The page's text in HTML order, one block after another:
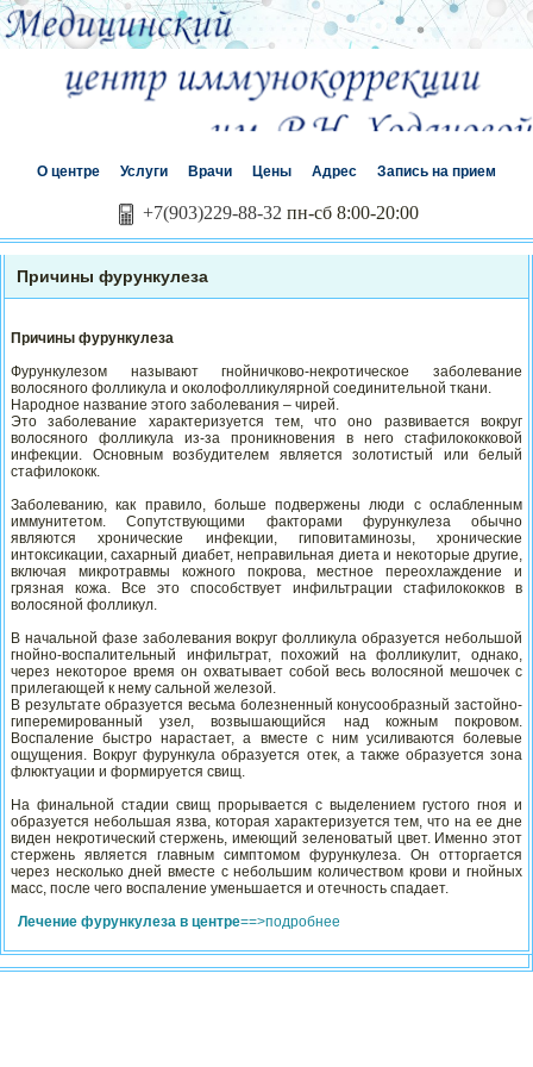
О центре Услуги Врачи Цены Адрес Запись на прием
+7(903)229-88-32 пн-сб 8:00-20:00
Причины фурункулеза
Причины фурункулеза
Фурункулезом называют гнойничково-некротическое заболевание
волосяного фолликула и околофолликулярной соединительной ткани.
Народное название этого заболевания – чирей.
Это заболевание характеризуется тем, что оно развивается вокруг
волосяного фолликула из-за проникновения в него стафилококковой
инфекции. Основным возбудителем является золотистый или белый
стафилококк.
Заболеванию, как правило, больше подвержены люди с ослабленным
иммунитетом. Сопутствующими факторами фурункулеза обычно
являются хронические инфекции, гиповитаминозы, хронические
интоксикации, сахарный диабет, неправильная диета и некоторые другие,
включая микротравмы кожного покрова, местное переохлаждение и
грязная кожа. Все это способствует инфильтрации стафилококков в
волосяной фолликул.
В начальной фазе заболевания вокруг фолликула образуется небольшой
гнойно-воспалительный инфильтрат, похожий на фолликулит, однако,
через некоторое время он охватывает собой весь волосяной мешочек с
прилегающей к нему сальной железой.
В результате образуется весьма болезненный конусообразный застойно-
гиперемированный узел, возвышающийся над кожным покровом.
Воспаление быстро нарастает, а вместе с ним усиливаются болевые
ощущения. Вокруг фурункула образуется отек, а также образуется зона
флюктуации и формируется свищ.
На финальной стадии свищ прорывается с выделением густого гноя и
образуется небольшая язва, которая характеризуется тем, что на ее дне
виден некротический стержень, имеющий зеленоватый цвет. Именно этот
стержень является главным симптомом фурункулеза. Он отторгается
через несколько дней вместе с небольшим количеством крови и гнойных
масс, после чего воспаление уменьшается и отечность спадает.
Лечение фурункулеза в центре==>подробнее